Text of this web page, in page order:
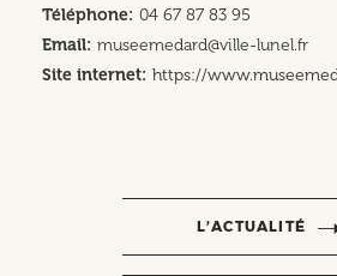
Téléphone 04 67 87 83 95
Email museemedard@ville-lunel.fr
Site internet https://
L’ACTUALITÉ